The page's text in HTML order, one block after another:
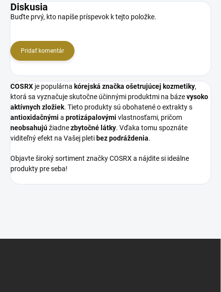
Diskusia
Buďte prvý, kto napíše príspevok k tejto položke.
Pridať komentár
COSRX je populárna kórejská značka ošetrujúcej kozmetiky,
ktorá sa vyznačuje skutočne účinnými produktmi na bázevysoko
aktívnych zložiek. Tieto produkty sú obohatené o extrakty s
antioxidačnými a protizápalovými vlastnosťami, pričom
neobsahujúžiadnezbytočné látky. Vďaka tomu spoznáte
viditeľný efekt na Vašej pleti bezpodráždenia.
Objavte široký sortiment značky COSRX a nájdite si ideálne
produkty pre seba!